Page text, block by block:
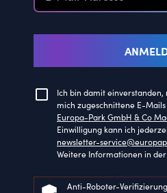
Ich bin damit
mich zugeschnittene E-
Europa-Park GmbH & Co
Einwilligung kann ich
newsletter-
Weitere Informationen in der
Anti-Roboter-Verifizierung